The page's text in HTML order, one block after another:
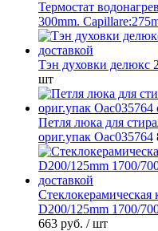
Термостат
300mm.
Тэн духовки делюкс
шт
Петля люка для
ориг.упак Oac035764
D200/125mm 1700/
663 руб. / шт